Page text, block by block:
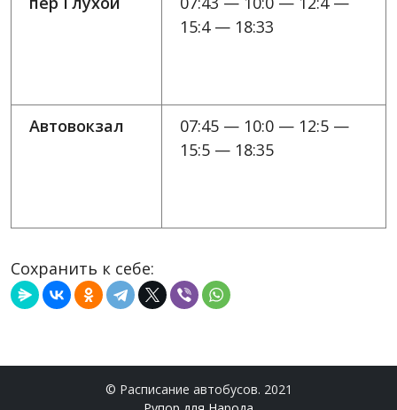
15:4 — 18:33
Автовокзал
07:45 — 10:0 — 12:5 —
15:5 — 18:35
Сохранить к себе:
© Расписание автобусов. 2021